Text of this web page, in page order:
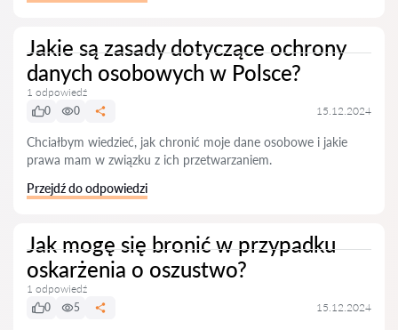
Jakie są zasady dotyczące ochrony
danych osobowych w Polsce?
1 odpowiedź
0
0 15.12.2024
Chciałbym wiedzieć, jak chronić moje dane osobowe i jakie
prawa mam w związku z ich przetwarzaniem.
Przejdź do odpowiedzi
Jak mogę się bronić w przypadku
oskarżenia o oszustwo?
1 odpowiedź
0
5 15.12.2024